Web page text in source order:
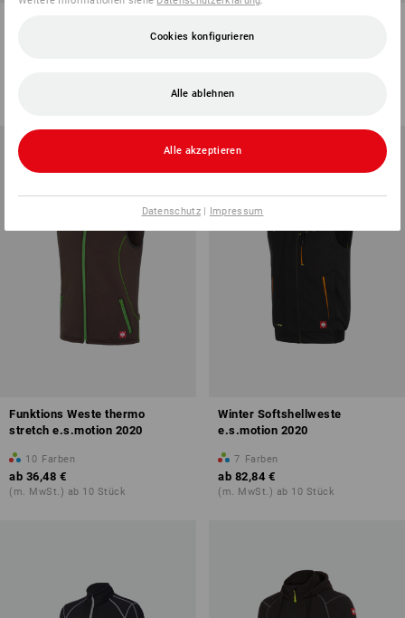
superflex
(m. MwSt.) ab 10 Stück
Funktions Weste thermo
stretch e.s.motion 2020
10 Farben
ab 36,48 €
(m. MwSt.) ab 10 Stück
Winter Softshellweste
e.s.motion 2020
7 Farben
ab 82,84 €
(m. MwSt.) ab 10 Stück
Cookies konfigurieren
Alle ablehnen
Alle akzeptieren
Datenschutz| Impressum